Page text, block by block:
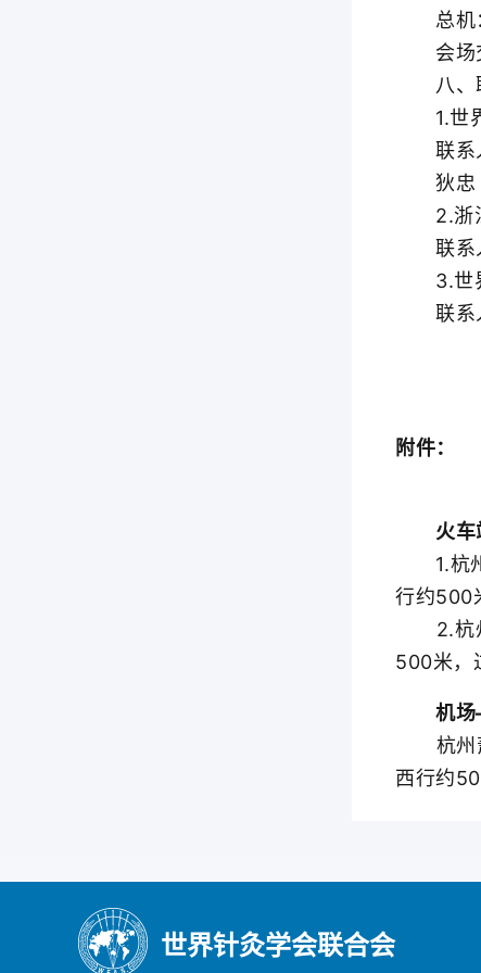
总机
会场交
八、联
1.世界
联系
狄忠
2.浙江
联系人
3.世界
联系
附件：
火车
1.杭州
行约500
2.杭州
500米，
机场
杭州萧
西行约
世界针灸学会联合会